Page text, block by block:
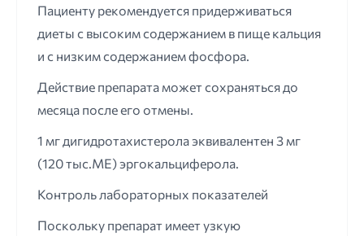
Пациенту рекомендуется придерживаться
диеты с высоким содержанием в пище кальция
и с низким содержанием фосфора.
Действие препарата может сохраняться до
месяца после его отмены.
1 мг дигидротахистерола эквивалентен 3 мг
(120 тыс.ME) эргокальциферола.
Контроль лабораторных показателей
Поскольку препарат имеет узкую